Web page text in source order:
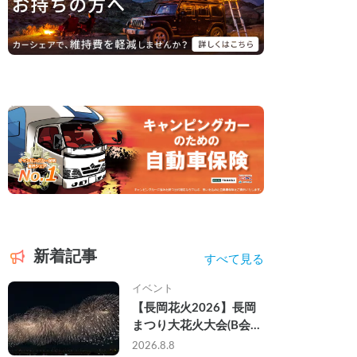
新着記事 すべて見る
イベント
【長岡花火2026】長岡
まつり大花火大会(B会
場)にキャンピングカー
2026.8.8